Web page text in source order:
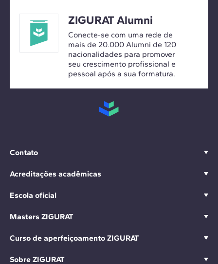
ZIGURAT Alumni
Conecte-se com uma rede de
mais de 20.000 Alumni de 120
nacionalidades para promover
seu crescimento profissional e
pessoal após a sua formatura.
Contato
Acreditações acadêmicas
Escola oficial
Masters ZIGURAT
Curso de aperfeiçoamento ZIGURAT
Sobre ZIGURAT